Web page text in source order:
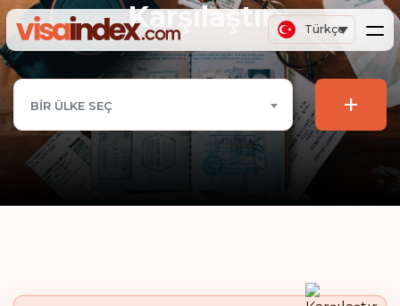
Türkçe
Karşılaştır
BIR ÜLKE SEÇ +